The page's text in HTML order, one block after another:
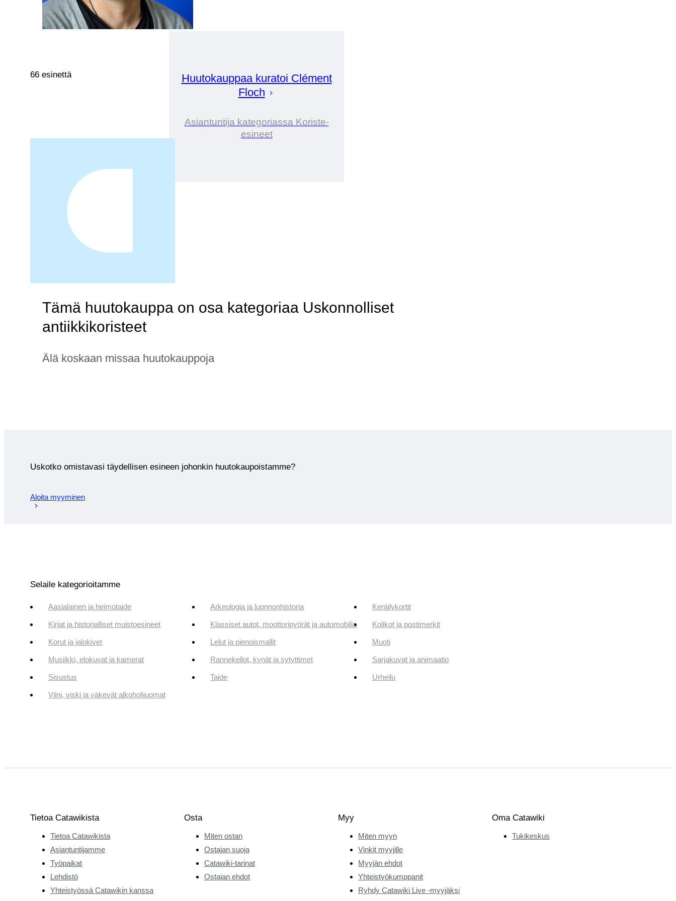
Huutokauppaa kuratoi Clément
Floch
Asiantuntija kategoriassa Koriste-
esineet
66 esinettä
Tämä huutokauppa on osa kategoriaa Uskonnolliset
antiikkikoristeet
Älä koskaan missaa huutokauppoja
Uskotko omistavasi täydellisen esineen johonkin huutokaupoistamme?
Aloita myyminen
Selaile kategorioitamme
Aasialainen ja heimotaide Arkeologia ja luonnonhistoria Keräilykortit
Kirjat ja historialliset muistoesineet Klassiset autot, moottoripyörät ja automobilia Kolikot ja postimerkit
Korut ja jalokivet Lelut ja pienoismallit Muoti
Musiikki, elokuvat ja kamerat Rannekellot, kynät ja sytyttimet Sarjakuvat ja animaatio
Sisustus Taide Urheilu
Viini, viski ja väkevät alkoholijuomat
Tietoa Catawikista
Tietoa Catawikista
Asiantuntijamme
Työpaikat
Lehdistö
Yhteistyössä Catawikin kanssa
Osta
Miten ostan
Ostajan suoja
Catawiki-tarinat
Ostajan ehdot
Myy
Miten myyn
Vinkit myyjille
Myyjän ehdot
Yhteistyökumppanit
Ryhdy Catawiki Live -myyjäksi
Oma Catawiki
Tukikeskus